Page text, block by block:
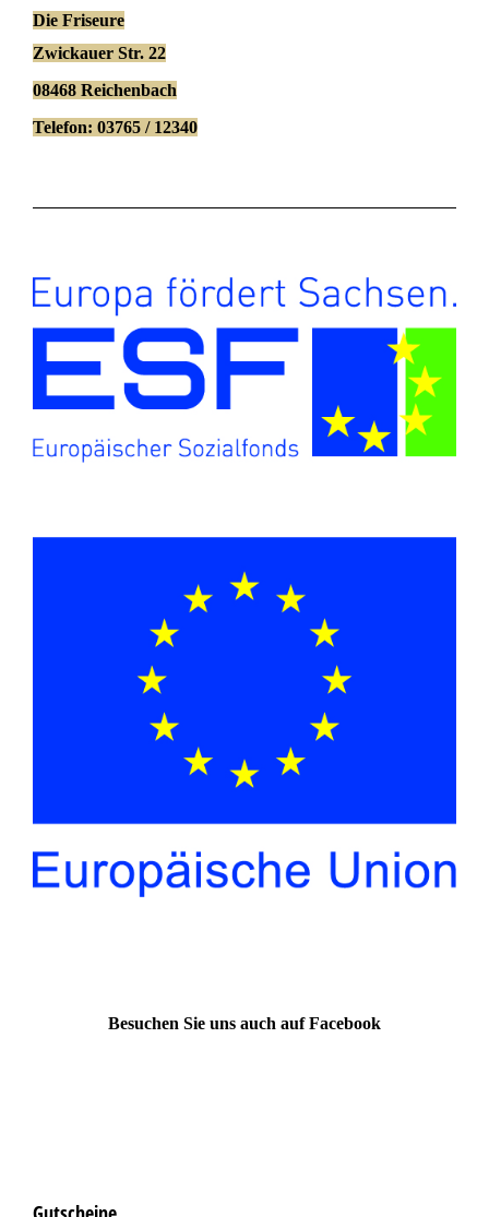
Die Friseure
Zwickauer Str. 22
08468 Reichenbach
Telefon: 03765 / 12340
Besuchen Sie uns auch auf Facebook